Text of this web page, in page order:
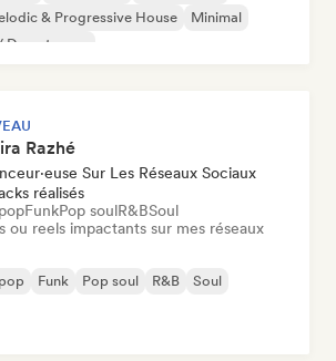
& Progressive House
Minimal
Razhé
Sur Les Réseaux Sociaux
réalisés
FunkPop soulR&BSoul
ou reels impactants sur mes réseaux
Funk Pop soul R&B
Soul